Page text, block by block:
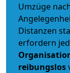
Umzüge
Distanzen
erfordern
reibungslos